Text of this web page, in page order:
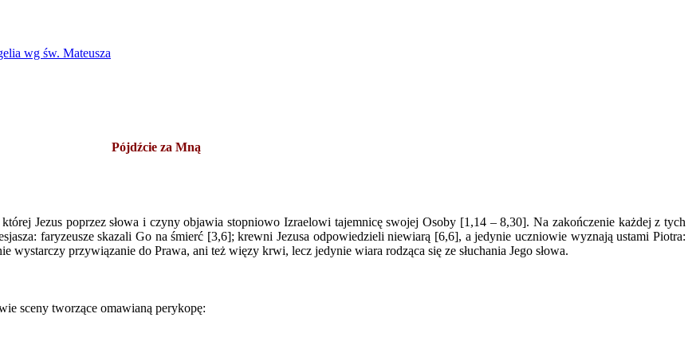
wg św. Mateusza
Pójdźcie za Mną
Jezus poprzez słowa i czyny objawia stopniowo Izraelowi tajemnicę swojej Osoby [1,14 – 8,30]. Na zakończenie każdej z tych
faryzeusze skazali Go na śmierć [3,6]; krewni Jezusa odpowiedzieli niewiarą [6,6], a jedynie uczniowie wyznają ustami Piotra:
wystarczy przywiązanie do Prawa, ani też więzy krwi, lecz jedynie wiara rodząca się ze słuchania Jego słowa.
sceny tworzące omawianą perykopę: